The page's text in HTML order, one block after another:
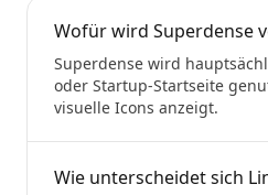
Wofür wird Superdense
Superdense wird
oder Startup-Startseite
visuelle Icons anzeigt.
Wie unterscheidet sich